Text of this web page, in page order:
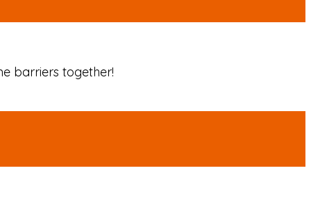
barriers together!